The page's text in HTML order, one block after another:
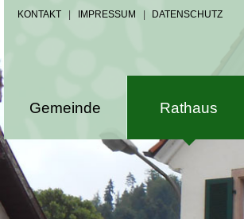
KONTAKT IMPRESSUM DATENSCHUTZ
Gemeinde Rathaus